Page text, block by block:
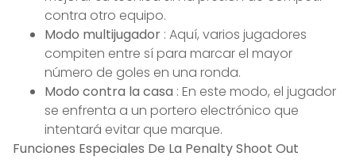
contra otro equipo.
Modo multijugador : Aquí, varios jugadores
compiten entre sí para marcar el mayor
número de goles en una ronda.
Modo contra la casa : En este modo, el jugador
se enfrenta a un portero electrónico que
intentará evitar que marque.
Funciones Especiales De La Penalty Shoot Out